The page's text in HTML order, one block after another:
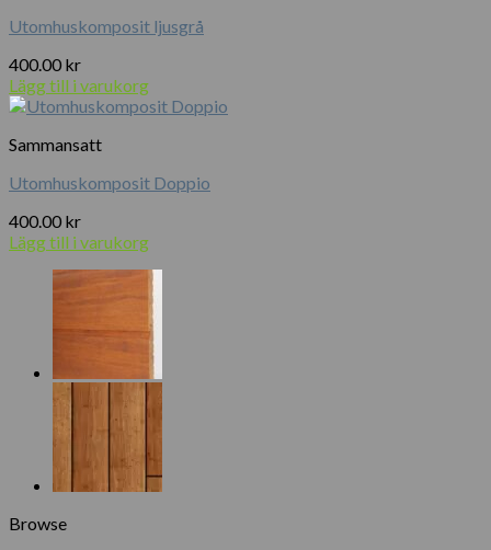
Utomhuskomposit ljusgrå
400.00 kr
Lägg till i varukorg
Sammansatt
Utomhuskomposit Doppio
400.00 kr
Lägg till i varukorg
Browse